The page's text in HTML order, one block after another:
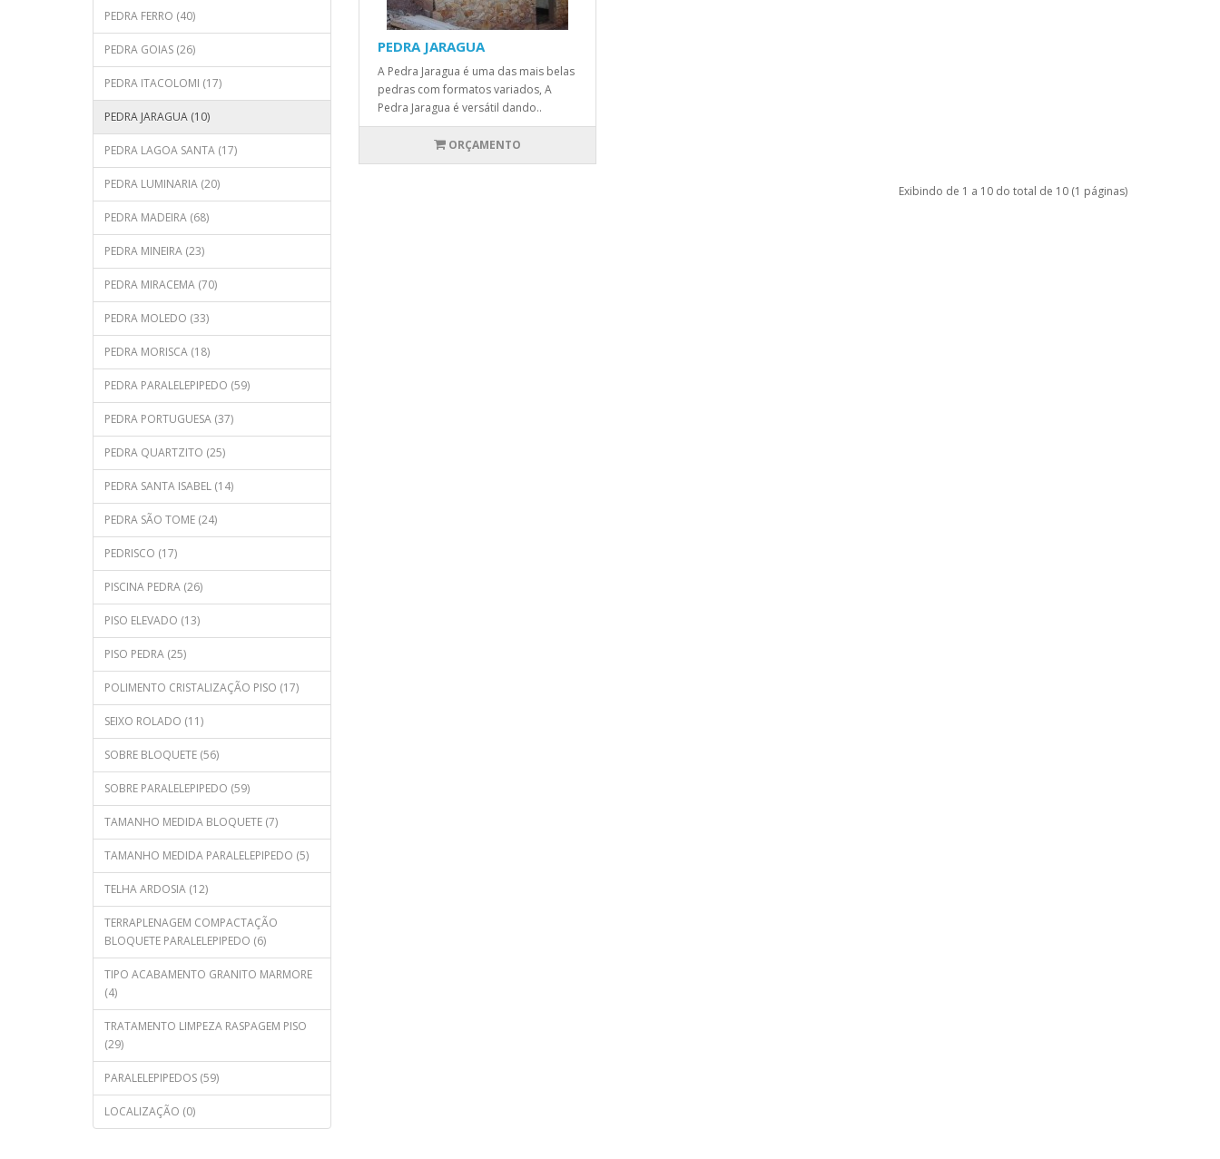
PEDRA FERRO (40)
PEDRA GOIAS (26)
PEDRA ITACOLOMI (17)
PEDRA JARAGUA (10)
PEDRA LAGOA SANTA (17)
PEDRA LUMINARIA (20)
PEDRA MADEIRA (68)
PEDRA MINEIRA (23)
PEDRA MIRACEMA (70)
PEDRA MOLEDO (33)
PEDRA MORISCA (18)
PEDRA PARALELEPIPEDO (59)
PEDRA PORTUGUESA (37)
PEDRA QUARTZITO (25)
PEDRA SANTA ISABEL (14)
PEDRA SÃO TOME (24)
PEDRISCO (17)
PISCINA PEDRA (26)
PISO ELEVADO (13)
PISO PEDRA (25)
POLIMENTO CRISTALIZAÇÃO PISO (17)
SEIXO ROLADO (11)
SOBRE BLOQUETE (56)
SOBRE PARALELEPIPEDO (59)
TAMANHO MEDIDA BLOQUETE (7)
TAMANHO MEDIDA PARALELEPIPEDO (5)
TELHA ARDOSIA (12)
TERRAPLENAGEM COMPACTAÇÃO
BLOQUETE PARALELEPIPEDO (6)
TIPO ACABAMENTO GRANITO MARMORE
(4)
TRATAMENTO LIMPEZA RASPAGEM PISO
(29)
PARALELEPIPEDOS (59)
LOCALIZAÇÃO (0)
PEDRA JARAGUA
A Pedra Jaragua é uma das mais belas
pedras com formatos variados, A
Pedra Jaragua é versátil dando..
ORÇAMENTO
Exibindo de 1 a 10 do total de 10 (1 páginas)